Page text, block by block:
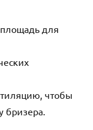
для
чтобы
бризера.